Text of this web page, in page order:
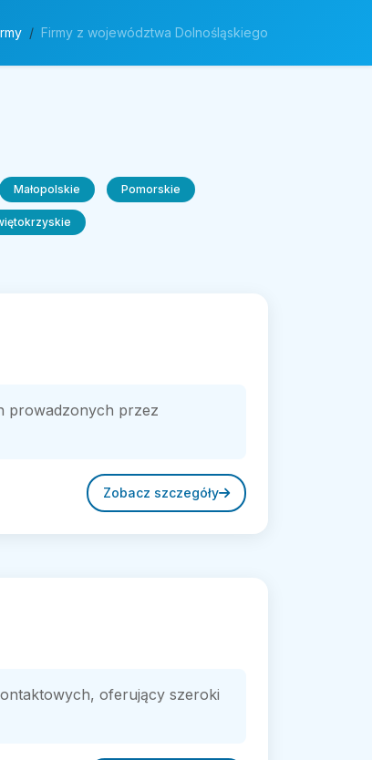
Firmy z województwa Dolnośląskiego
Małopolskie Pomorskie
prowadzonych przez
Zobacz szczegóły
oferujący szeroki